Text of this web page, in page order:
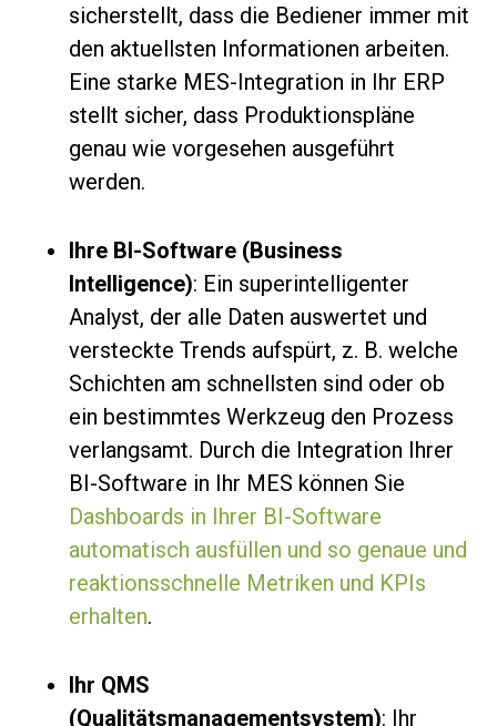
sicherstellt, dass die Bediener immer mit
den aktuellsten Informationen arbeiten.
Eine starke MES-Integration in Ihr ERP
stellt sicher, dass Produktionspläne
genau wie vorgesehen ausgeführt
werden.
Ihre BI-Software (Business
Intelligence): Ein superintelligenter
Analyst, der alle Daten auswertet und
versteckte Trends aufspürt, z. B. welche
Schichten am schnellsten sind oder ob
ein bestimmtes Werkzeug den Prozess
verlangsamt. Durch die Integration Ihrer
BI-Software in Ihr MES können Sie
Dashboards in Ihrer BI-Software
automatisch ausfüllen und so genaue und
reaktionsschnelle Metriken und KPIs
erhalten.
Ihr QMS
(Qualitätsmanagementsystem): Ihr